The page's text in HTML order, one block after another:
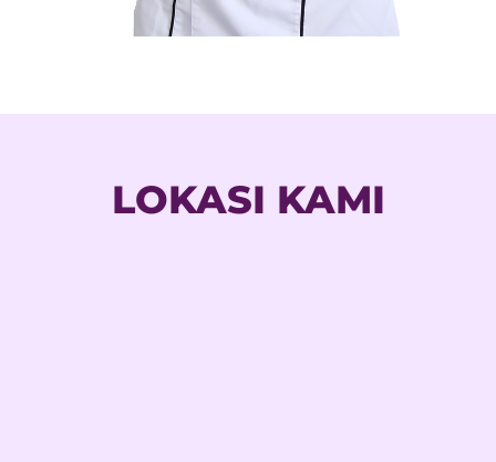
LOKASI KAMI